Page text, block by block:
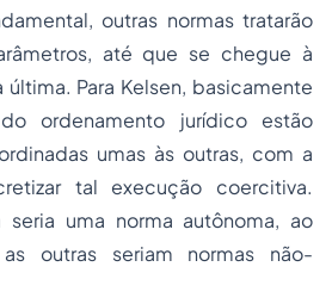
outras normas tratarão
até que se chegue à
Para Kelsen, basicamente
ordenamento jurídico estão
umas às outras, com a
tal execução coercitiva.
seria uma norma autônoma, ao
outras seriam normas não-